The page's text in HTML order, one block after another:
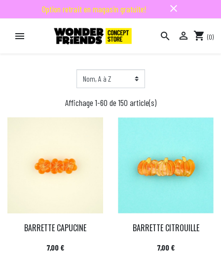
Option retrait en magasin gratuite! close
   shopping_cart (0)
Affichage 1-60 de 150 article(s)
BARRETTE CAPUCINE
Prix
7,00 €
BARRETTE CITROUILLE
Prix
7,00 €